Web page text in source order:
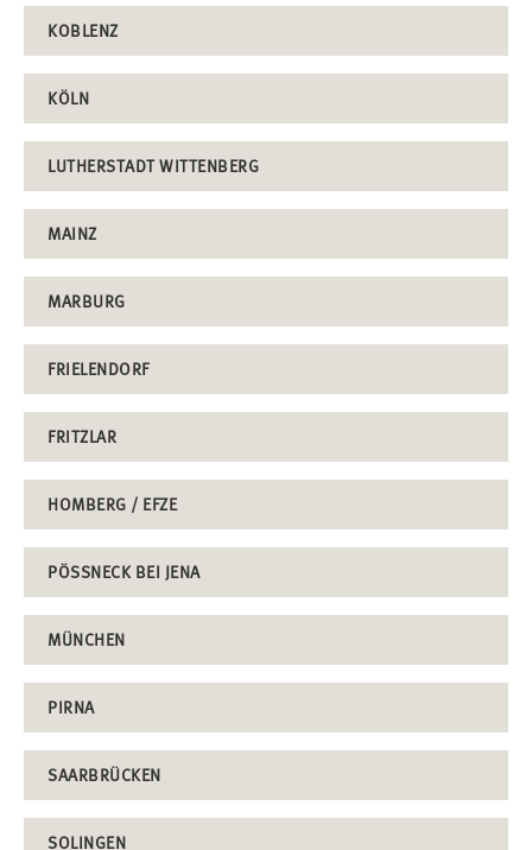
KOBLENZ
KÖLN
LUTHERSTADT WITTENBERG
MAINZ
MARBURG
FRIELENDORF
FRITZLAR
HOMBERG / EFZE
PÖSSNECK BEI JENA
MÜNCHEN
PIRNA
SAARBRÜCKEN
SOLINGEN